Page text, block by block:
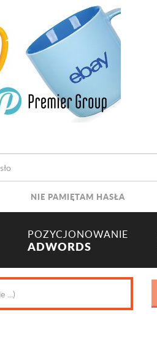
NIE PAMIĘTAM HASŁA
POZYCJONOWANIE
ADWORDS